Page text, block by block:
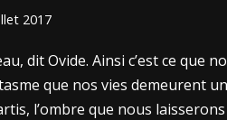
2017
dit Ovide. Ainsi c’est ce que
que nos vies demeurent
l’ombre que nous laisserons